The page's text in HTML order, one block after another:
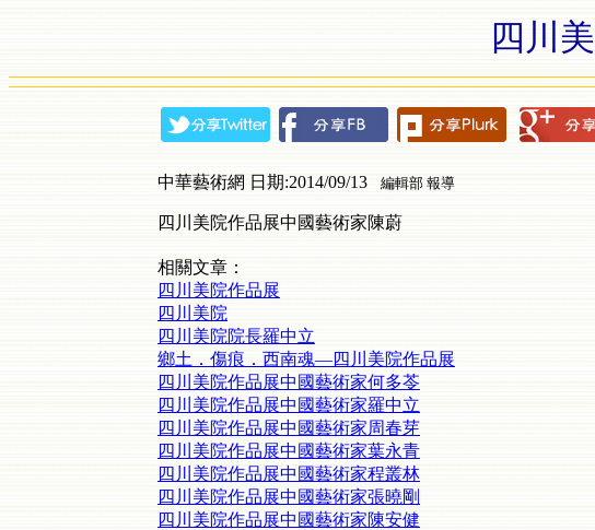
四川
中華藝術網 日期:2014/09/13 編輯部 報導
四川美院作品展中國藝術家陳蔚
相關文章：
四川美院作品展
四川美院
四川美院院長羅中立
鄉土．傷痕．西南魂—四川美院作品展
四川美院作品展中國藝術家何多苓
四川美院作品展中國藝術家羅中立
四川美院作品展中國藝術家周春芽
四川美院作品展中國藝術家葉永青
四川美院作品展中國藝術家程叢林
四川美院作品展中國藝術家張曉剛
四川美院作品展中國藝術家陳安健